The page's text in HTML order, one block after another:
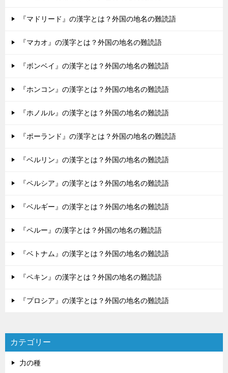
『マドリード』の漢字とは？外国の地名の難読語
『マカオ』の漢字とは？外国の地名の難読語
『ボンベイ』の漢字とは？外国の地名の難読語
『ホンコン』の漢字とは？外国の地名の難読語
『ホノルル』の漢字とは？外国の地名の難読語
『ポーランド』の漢字とは？外国の地名の難読語
『ベルリン』の漢字とは？外国の地名の難読語
『ペルシア』の漢字とは？外国の地名の難読語
『ベルギー』の漢字とは？外国の地名の難読語
『ペルー』の漢字とは？外国の地名の難読語
『ベトナム』の漢字とは？外国の地名の難読語
『ペキン』の漢字とは？外国の地名の難読語
『プロシア』の漢字とは？外国の地名の難読語
カテゴリー
力の種